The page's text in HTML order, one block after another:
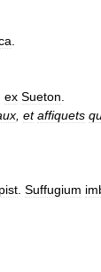
ex Sueton
et affiquets
Suffugium